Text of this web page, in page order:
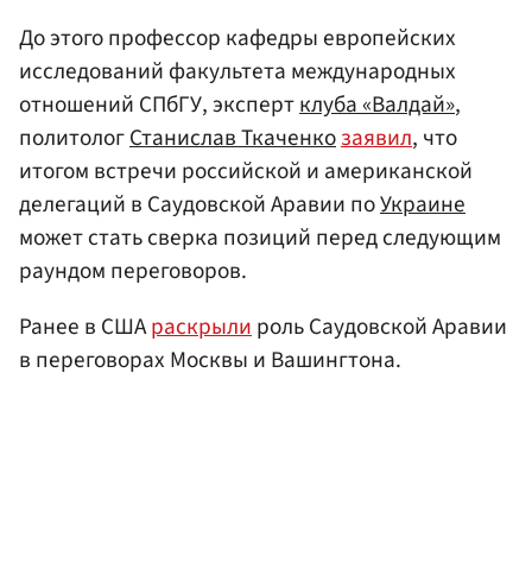
До этого профессор кафедры европейских
исследований факультета международных
отношений СПбГУ, экспертклуба «Валдай»,
политологСтанислав Ткаченкозаявил, что
итогом встречи российской и американской
делегаций в Саудовской Аравии поУкраине
может стать сверка позиций перед следующим
раундом переговоров.
Ранее в СШАраскрылироль Саудовской Аравии
в переговорах Москвы и Вашингтона.